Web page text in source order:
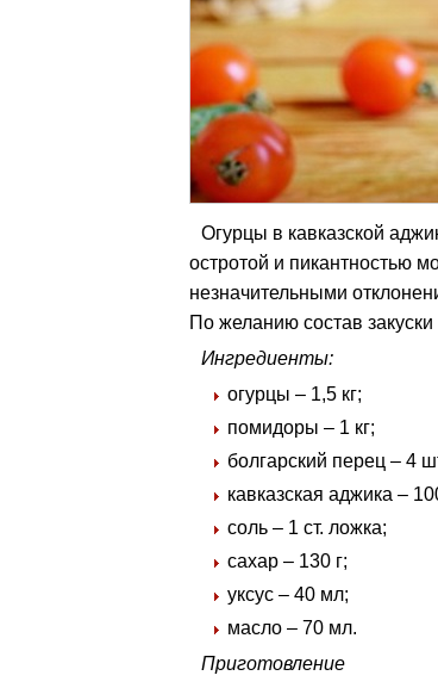
Огурцы в кавказской
остротой и пикантностью
незначительными
По желанию состав
Ингредиенты:
огурцы – 1,5 кг;
помидоры – 1 кг;
болгарский перец – 4
кавказская аджика –
соль – 1 ст. ложка;
сахар – 130 г;
уксус – 40 мл;
масло – 70 мл.
Приготовление